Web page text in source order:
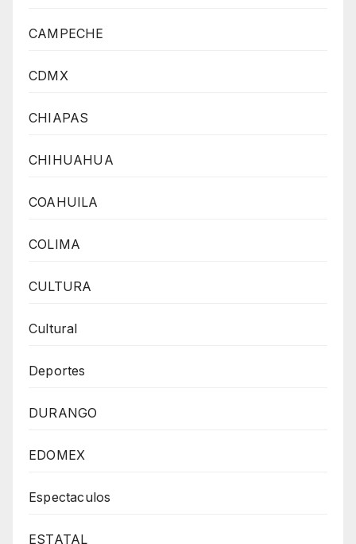
CAMPECHE
CDMX
CHIAPAS
CHIHUAHUA
COAHUILA
COLIMA
CULTURA
Cultural
Deportes
DURANGO
EDOMEX
Espectaculos
ESTATAL